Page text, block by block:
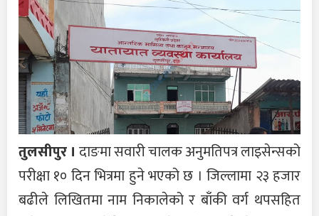
तुलसीपुर । दाङमा सवारी चालक अनुमतिपत्र लाइसेन्सको
परीक्षा १० दिन भित्रमा हुने भएको छ । जिल्लामा २३ हजार
बढीले लिखितमा नाम निकालेको र बाँकी वर्ग थपसहित